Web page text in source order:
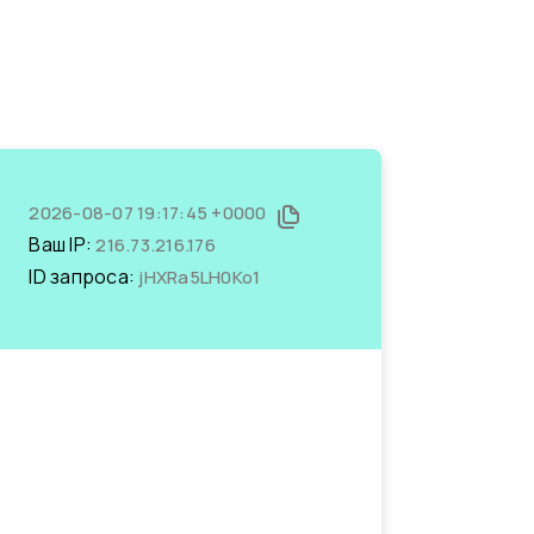
2026-08-07 19:17:45 +0000
Ваш IP:216.73.216.176
ID запроса: jHXRa5LH0Ko1